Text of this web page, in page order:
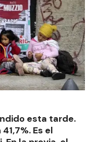
esta tarde.
Es el